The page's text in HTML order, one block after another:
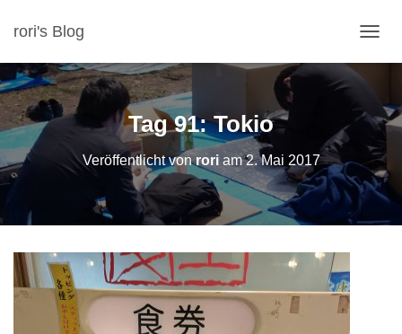
rori's Blog
A
G
A
T
O
N
Tag 91: Tokio
Veröffentlicht vonroriam2. Mai 2017